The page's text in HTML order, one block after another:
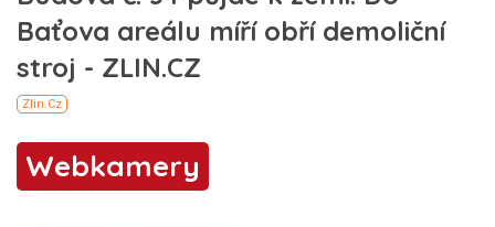
Webkamery